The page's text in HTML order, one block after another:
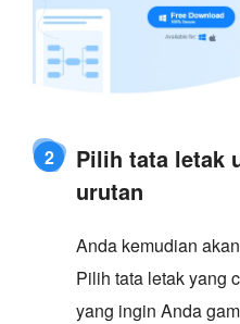
2
Pilih tata letak
urutan
Anda kemudian
Pilih tata letak yang
yang ingin Anda